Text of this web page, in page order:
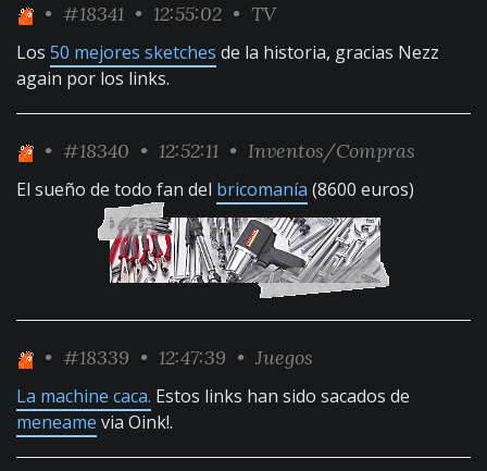
• #18341 • 12:55:02 • TV
Los 50 mejores sketches de la historia, gracias Nezz
again por los links.
• #18340 • 12:52:11 • Inventos/Compras
El sueño de todo fan del bricomanía (8600 euros)
• #18339 • 12:47:39 • Juegos
La machine caca. Estos links han sido sacados de
meneame via Oink!.